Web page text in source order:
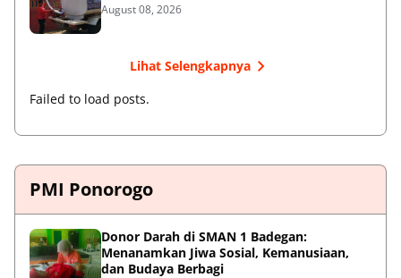
August 08, 2026
Lihat Selengkapnya
Failed to load posts.
PMI Ponorogo
Donor Darah di SMAN 1 Badegan:
Menanamkan Jiwa Sosial, Kemanusiaan,
dan Budaya Berbagi